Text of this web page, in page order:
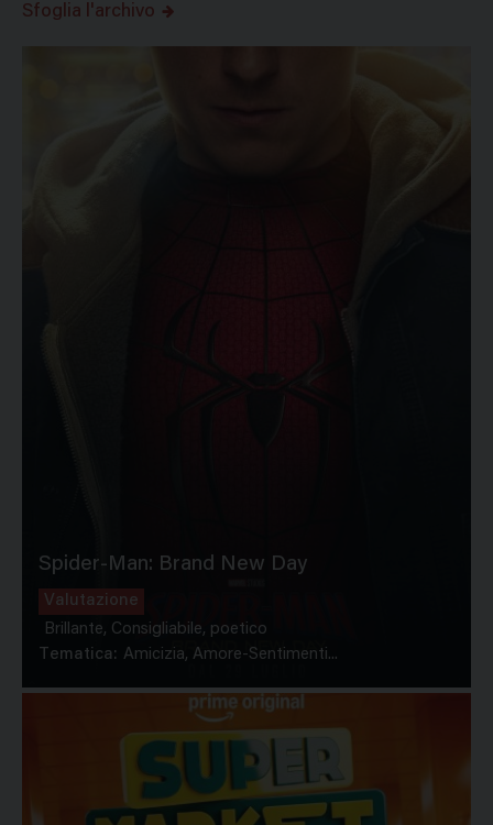
Sfoglia l'archivo
Spider-Man: Brand New Day
Valutazione
Brillante, Consigliabile, poetico
Tematica: Amicizia, Amore-Sentimenti...